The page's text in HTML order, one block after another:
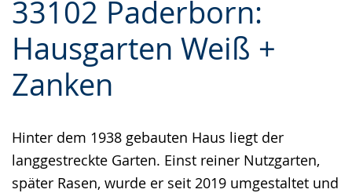
33102 Paderborn:
Hausgarten Weiß +
Zanken
Hinter dem 1938 gebauten Haus liegt der
langgestreckte Garten. Einst reiner Nutzgarten,
später Rasen, wurde er seit 2019 umgestaltet und
Leichten
Sprache
wechseln.
Audio-
Unterstützung.
Video
in
Deutscher
Gebärdensprache